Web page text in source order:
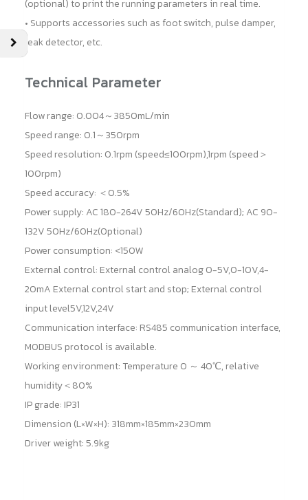
(optional) to print the running parameters in real time.
• Supports accessories such as foot switch, pulse damper,
leak detector, etc.
Technical Parameter
Flow range: 0.004～3850mL/min
Speed range: 0.1～350rpm
Speed resolution: 0.1rpm (speed≤100rpm),1rpm (speed＞
100rpm)
Speed accuracy: ＜0.5%
Power supply: AC 180-264V 50Hz/60Hz(Standard); AC 90-
132V 50Hz/60Hz(Optional)
Power consumption: <150W
External control: External control analog 0-5V,0-10V,4-
20mA External control start and stop; External control
input level5V,12V,24V
Communication interface: RS485 communication interface,
MODBUS protocol is available.
Working environment: Temperature 0 ～ 40℃, relative
humidity＜80%
IP grade: IP31
Dimension (L×W×H): 318mm×185mm×230mm
Driver weight: 5.9kg